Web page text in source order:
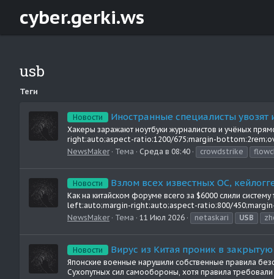
cyber.gerki.ws
usb
Теги
Новости Иностранные специалисты увозят
Хакеры заражают ноутбуки журналистов и учёных
right:auto;aspect-ratio:1200/675;margin-
NewsMaker
Тема Среда в 08:40 crowdstrike
Новости Взлом всех известных ОС,
Как на китайском форуме всего за $6000 слили
left:auto;margin-right:auto;aspect-ratio:800/
NewsMaker
Тема 11 Июл 2026 netaskari USB
Новости Вирус из Китая проник в
Японские военные нарушили собственные правила
Сухопутных сил самообороны, хотя правила